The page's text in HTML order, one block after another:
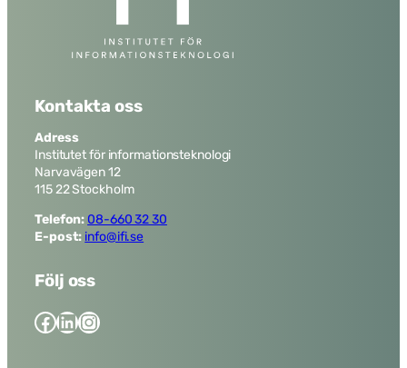
Kontakta oss
Adress
Institutet för informationsteknologi
Narvavägen 12
115 22 Stockholm
Telefon: 08-660 32 30
E-post: info@ifi.se
Följ oss
Facebook LinkedIn Instagram